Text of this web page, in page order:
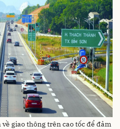
giao thông trên cao tốc để đảm